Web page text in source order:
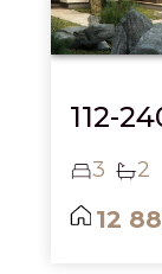
112-
3 2
12